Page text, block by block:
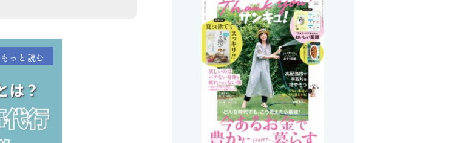
arrow_forward_ios もっと読む